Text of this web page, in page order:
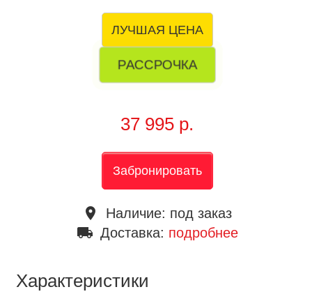
ЛУЧШАЯ ЦЕНА
РАССРОЧКА
37 995 р.
Забронировать
place Наличие: под заказ
local_shipping Доставка: подробнее
Характеристики